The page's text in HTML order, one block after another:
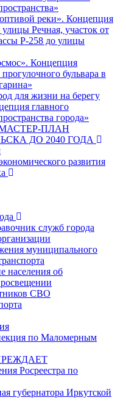
реки». Концепция
улицы Речная, участок от
Р-258 до улицы
Концепция
бульвара в
для жизни на берегу
главного
города»
ПЛАН
ДО 2040 ГОДА
развития
служб города
муниципального
населения об
СВО
по Маломерным
Росреестра по
губернатора Иркутской